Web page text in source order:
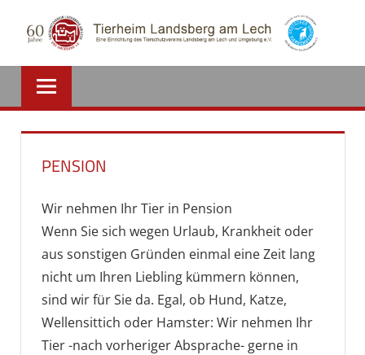
Inhalt
PENSION
Wir nehmen Ihr Tier in Pension
Wenn Sie sich wegen Urlaub, Krankheit oder
aus sonstigen Gründen einmal eine Zeit lang
nicht um Ihren Liebling kümmern können,
sind wir für Sie da. Egal, ob Hund, Katze,
Wellensittich oder Hamster: Wir nehmen Ihr
Tier -nach vorheriger Absprache- gerne in